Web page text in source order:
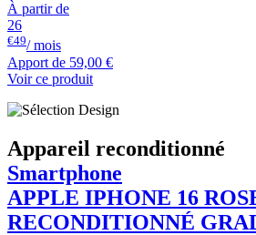
À partir de
26
€49/ mois
Apport de 59,00 €
Voir ce produit
Appareil reconditionné
Smartphone
APPLE IPHONE 16
RECONDITIONNÉ